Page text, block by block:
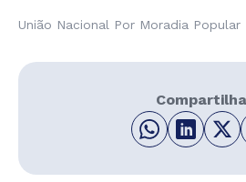
União Nacional Por Moradia Popular